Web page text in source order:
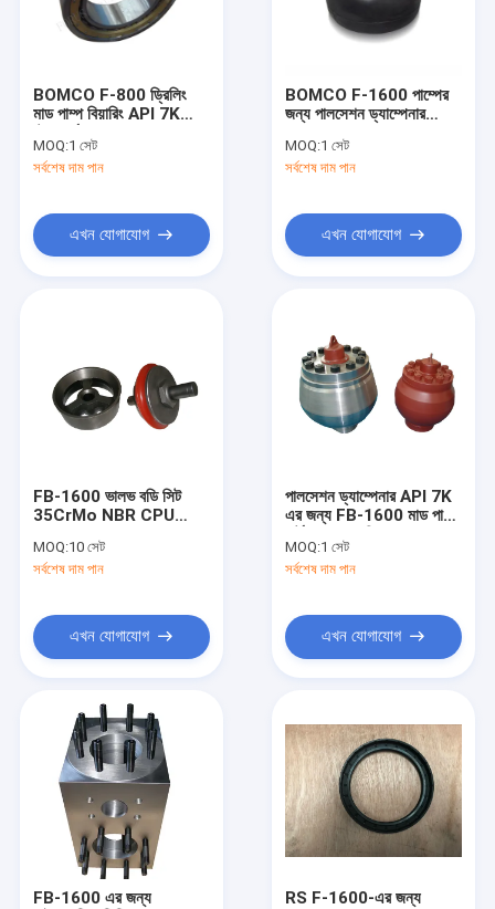
ভিডিও
আমাদের সম্বন্ধে
খবর
কাদা পাম্প যন্ত্রাংশ
মাড পাম্প লাইনার
কাদা পাম্প পিস্টন
BOMCO F-800 ড্রিলিং
মাড পাম্প বিয়ারিং API 7K
MOQ:1 সেট
সর্বশেষ দাম পান
এখন যোগাযোগ
BOMCO F-1600 পাম্পের
জন্য পালসেশন ড্যাম্পেনার
MOQ:1 সেট
সর্বশেষ দাম পান
এখন যোগাযোগ
FB-1600 ভালভ বডি সিট
35CrMo NBR CPU
MOQ:10 সেট
সর্বশেষ দাম পান
এখন যোগাযোগ
পালসেশন ড্যাম্পেনার API 7K
এর জন্য FB-1600 মাড পাম্প
MOQ:1 সেট
সর্বশেষ দাম পান
এখন যোগাযোগ
FB-1600 এর জন্য
RS F-1600-এর জন্য